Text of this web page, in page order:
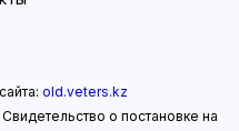
old.veters.kz
о постановке на